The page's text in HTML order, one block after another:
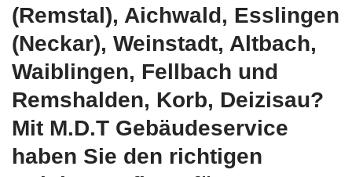
(Remstal), Aichwald, Esslingen
(Neckar), Weinstadt, Altbach,
Waiblingen, Fellbach und
Remshalden, Korb, Deizisau?
Mit M.D.T Gebäudeservice
haben Sie den richtigen